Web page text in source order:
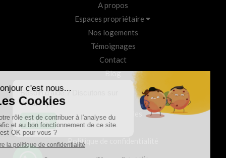
Besoin d’aide ? Discutons sur
WhatsApp
Fermer
A propos
Espaces propriétaire
Nos logements
Témoignages
Contact
Blog
Mentions légales
CGU
Politique de confidentialité